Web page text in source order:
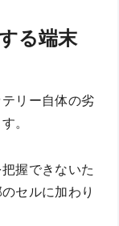
る端末
リー自体の劣
。
握できないた
セルに加わり